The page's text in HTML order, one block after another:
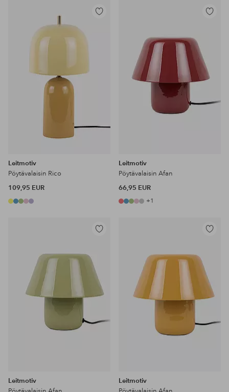
Lisää
Leitmotiv
Pöytävalaisin Rico
109,95 EUR
Lisää
Leitmotiv
Pöytävalaisin Afan
66,95 EUR
+1
Lisää
Leitmotiv
Lisää
Leitmotiv